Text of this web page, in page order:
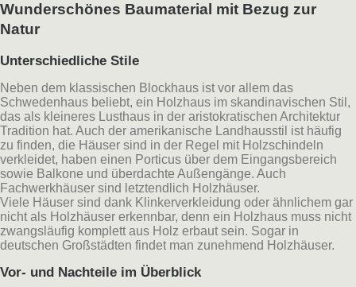
Wunderschönes Baumaterial mit Bezug zur
Natur
Unterschiedliche Stile
Neben dem klassischen Blockhaus ist vor allem das
Schwedenhaus beliebt, ein Holzhaus im skandinavischen Stil,
das als kleineres Lusthaus in der aristokratischen Architektur
Tradition hat. Auch der amerikanische Landhausstil ist häufig
zu finden, die Häuser sind in der Regel mit Holzschindeln
verkleidet, haben einen Porticus über dem Eingangsbereich
sowie Balkone und überdachte Außengänge. Auch
Fachwerkhäuser sind letztendlich Holzhäuser.
Viele Häuser sind dank Klinkerverkleidung oder ähnlichem gar
nicht als Holzhäuser erkennbar, denn ein Holzhaus muss nicht
zwangsläufig komplett aus Holz erbaut sein. Sogar in
deutschen Großstädten findet man zunehmend Holzhäuser.
Vor- und Nachteile im Überblick